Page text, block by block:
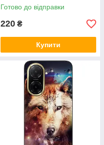
Готово до відправки
220 ₴
Купити